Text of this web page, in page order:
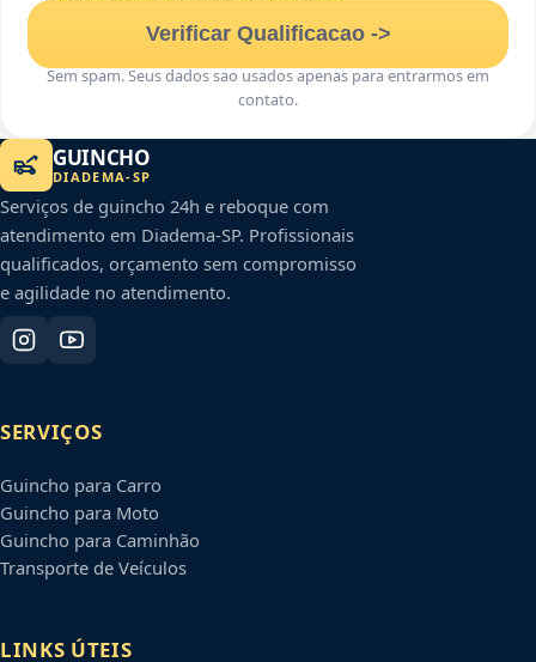
Verificar Qualificacao ->
Sem spam. Seus dados sao usados apenas para entrarmos em
contato.
GUINCHO
DIADEMA-SP
Serviços de guincho 24h e reboque com
atendimento em Diadema-SP. Profissionais
qualificados, orçamento sem compromisso
e agilidade no atendimento.
SERVIÇOS
Guincho para Carro
Guincho para Moto
Guincho para Caminhão
Transporte de Veículos
LINKS ÚTEIS